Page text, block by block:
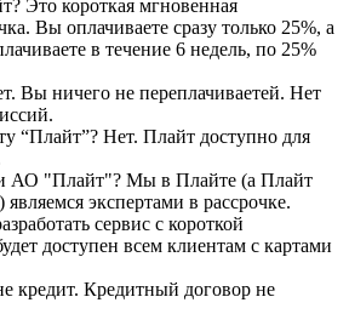
Это короткая мгновенная
Вы оплачиваете сразу только 25%, а
в течение 6 недель, по 25%
Вы ничего не переплачиваетей. Нет
“Плайт”? Нет. Плайт доступно для
АО "Плайт"? Мы в Плайте (а Плайт
экспертами в рассрочке.
сервис с короткой
доступен всем клиентам с картами
кредит. Кредитный договор не